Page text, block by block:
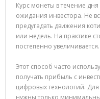
Курс монеты в течение
ожидания инвестора. Не
предугадать движения
или недель. На практике
постепенно увеличивается.
Этот способ часто
получать прибыль с
цифровых технологий.
нужны только